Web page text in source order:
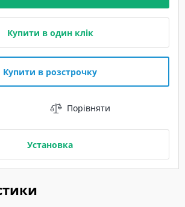
Купити в один клік
Купити в розстрочку
Порівняти
Установка